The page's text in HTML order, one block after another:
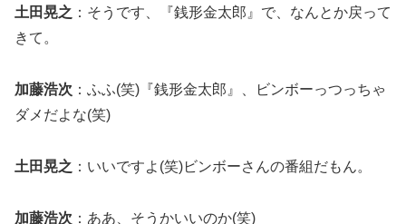
土田晃之 ：そうです、『銭形金太郎』で、なんとか戻って
きて。
加藤浩次 ：ふふ(笑)『銭形金太郎』、ビンボーっつっちゃ
ダメだよな(笑)
土田晃之 ：いいですよ(笑)ビンボーさんの番組だもん。
加藤浩次 ：ああ、そうかいいのか(笑)